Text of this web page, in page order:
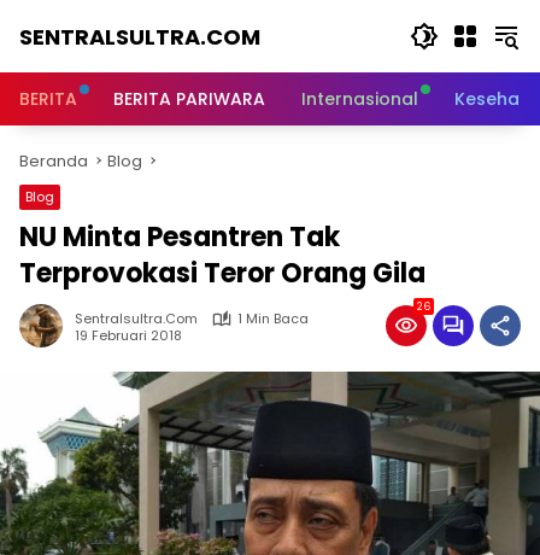
SENTRALSULTRA.COM
BERITA BERITA PARIWARA Internasional
Beranda Blog
Blog
NU Minta Pesantren Tak
Terprovokasi Teror Orang Gila
Sentralsultra.com
1 Min Baca
19 Februari 2018
26